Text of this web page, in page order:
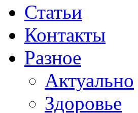
Статьи
Контакты
Разное
Актуально
Здоровье